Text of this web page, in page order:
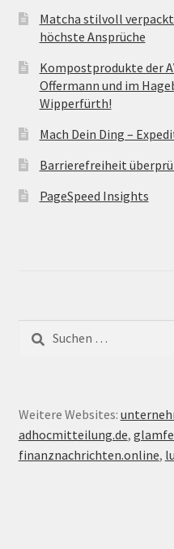
Matcha stilvoll
höchste Ansprüche
Kompostprodukte der
Offermann und im
Wipperfürth!
Mach Dein Ding –
Barrierefreiheit
PageSpeed Insights
nach:
Weitere Websites:
adhocmitteilung.de,
finanznachrichten.online,